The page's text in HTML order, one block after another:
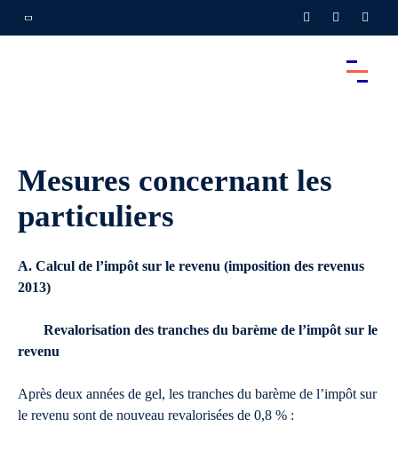
Mesures concernant les
particuliers
A. Calcul de l’impôt sur le revenu (imposition des revenus
2013)
Revalorisation des tranches du barème de l’impôt sur le
revenu
Après deux années de gel, les tranches du barème de l’impôt sur
le revenu sont de nouveau revalorisées de 0,8 % :